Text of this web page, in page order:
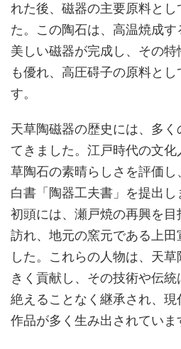
れた後、磁器の主要原料とし
た。この陶石は、高温焼成
美しい磁器が完成し、その
も優れ、高圧碍子の原料と
す。
天草陶磁器の歴史には、多
てきました。江戸時代の文
草陶石の素晴らしさを評価
白書「陶器工夫書」を提出
初頭には、瀬戸焼の再興を
訪れ、地元の窯元である上田
した。これらの人物は、天
きく貢献し、その技術や伝
絶えることなく継承され、
作品が多く生み出されていま